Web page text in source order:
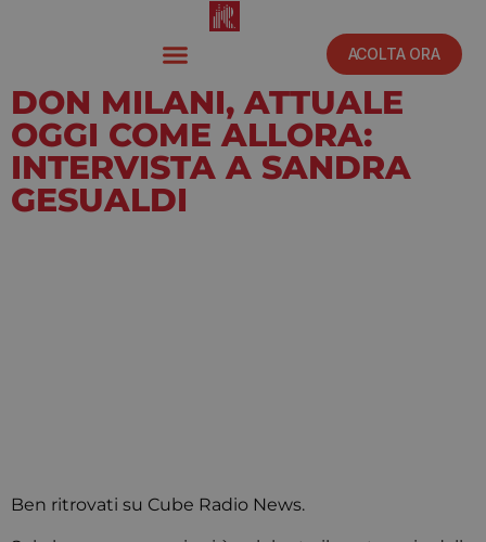
ACOLTA ORA
DON MILANI, ATTUALE
OGGI COME ALLORA:
INTERVISTA A SANDRA
GESUALDI
Ben ritrovati su Cube Radio News.